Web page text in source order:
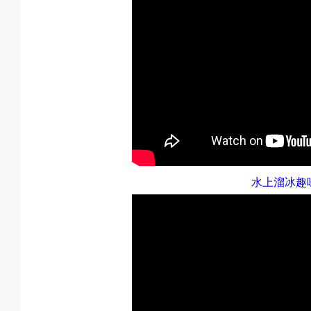
水上溜冰趣